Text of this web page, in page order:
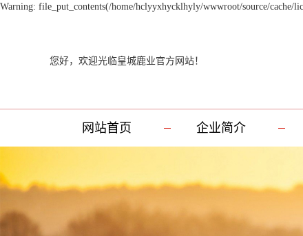
Warning: file_put_contents(/home/hclyyxhycklhyly/wwwroot/source/cache/
您好，欢迎光临皇城鹿业官方网站！
网站首页 企业简介